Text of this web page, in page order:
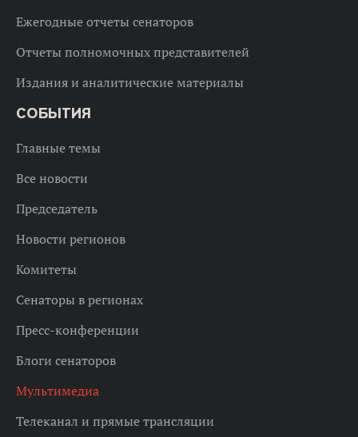
Ежегодные отчеты сенаторов
Отчеты полномочных представителей
Издания и аналитические материалы
СОБЫТИЯ
Главные темы
Все новости
Председатель
Новости регионов
Комитеты
Сенаторы в регионах
Пресс-конференции
Блоги сенаторов
Мультимедиа
Телеканал и прямые трансляции